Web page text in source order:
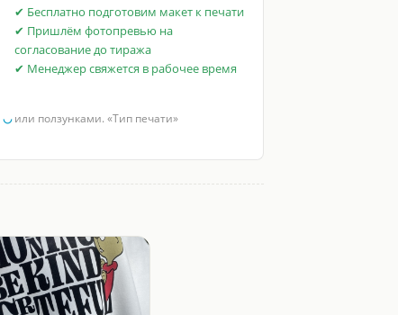
✔ Бесплатно подготовим макет к печати
✔ Пришлём фотопревью на
согласование до тиража
✔ Менеджер свяжется в рабочее время
◡или ползунками. «Тип печати»